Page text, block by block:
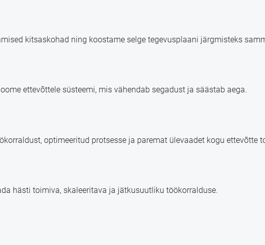
kitsaskohad ning koostame selge tegevusplaani järgmisteks
ettevõttele süsteemi, mis vähendab segadust ja säästab aega.
optimeeritud protsesse ja paremat ülevaadet kogu ettevõtte
hästi toimiva, skaleeritava ja jätkusuutliku töökorralduse.